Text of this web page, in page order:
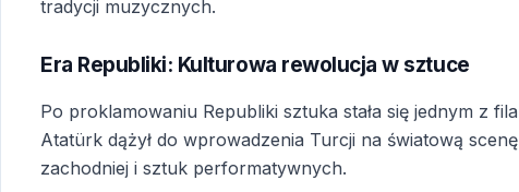
tradycji muzycznych.
Era Republiki: Kulturowa rewolucja w sztuce
Po proklamowaniu Republiki sztuka stała się jednym z
Atatürk dążył do wprowadzenia Turcji na światową
zachodniej i sztuk performatywnych.